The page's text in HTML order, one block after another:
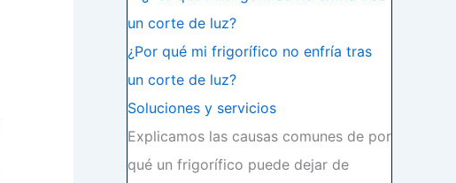
¿Por qué mi frigorífico no enfría tras
un corte de luz?
Soluciones y servicios
Explicamos las causas comunes de por
qué un frigorífico puede dejar de